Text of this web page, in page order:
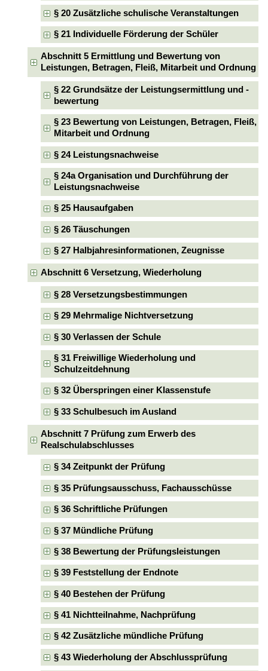
§ 20 Zusätzliche schulische Veranstaltungen
§ 21 Individuelle Förderung der Schüler
Abschnitt 5 Ermittlung und Bewertung von
Leistungen, Betragen, Fleiß, Mitarbeit und Ordnung
§ 22 Grundsätze der Leistungsermittlung und -
bewertung
§ 23 Bewertung von Leistungen, Betragen, Fleiß,
Mitarbeit und Ordnung
§ 24 Leistungsnachweise
§ 24a Organisation und Durchführung der
Leistungsnachweise
§ 25 Hausaufgaben
§ 26 Täuschungen
§ 27 Halbjahresinformationen, Zeugnisse
Abschnitt 6 Versetzung, Wiederholung
§ 28 Versetzungsbestimmungen
§ 29 Mehrmalige Nichtversetzung
§ 30 Verlassen der Schule
§ 31 Freiwillige Wiederholung und
Schulzeitdehnung
§ 32 Überspringen einer Klassenstufe
§ 33 Schulbesuch im Ausland
Abschnitt 7 Prüfung zum Erwerb des
Realschulabschlusses
§ 34 Zeitpunkt der Prüfung
§ 35 Prüfungsausschuss, Fachausschüsse
§ 36 Schriftliche Prüfungen
§ 37 Mündliche Prüfung
§ 38 Bewertung der Prüfungsleistungen
§ 39 Feststellung der Endnote
§ 40 Bestehen der Prüfung
§ 41 Nichtteilnahme, Nachprüfung
§ 42 Zusätzliche mündliche Prüfung
§ 43 Wiederholung der Abschlussprüfung